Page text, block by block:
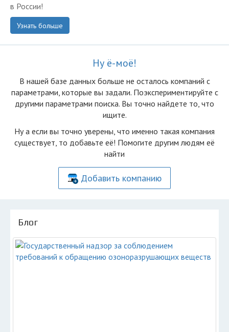
в России!
Узнать больше
Ну ё-моё!
В нашей базе данных больше не осталоcь компаний с
параметрами, которые вы задали. Поэкспериментируйте с
другими параметрами поиска. Вы точно найдете то, что
ищите.
Ну а если вы точно уверены, что именно такая компания
существует, то добавьте её! Помогите другим людям её
найти
Добавить компанию
Блог